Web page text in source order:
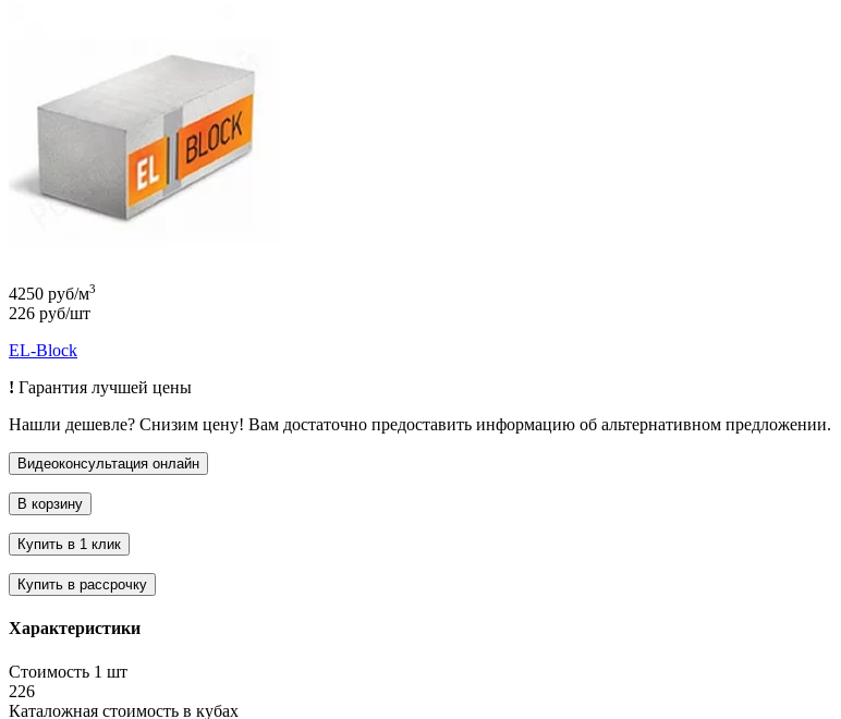
4250 руб/м3
226 руб/шт
EL-Block
! Гарантия лучшей цены
Нашли дешевле? Снизим цену! Вам достаточно предоставить информацию об альтернативном предложении.
Характеристики
Стоимость 1 шт
226
Каталожная стоимость в кубах